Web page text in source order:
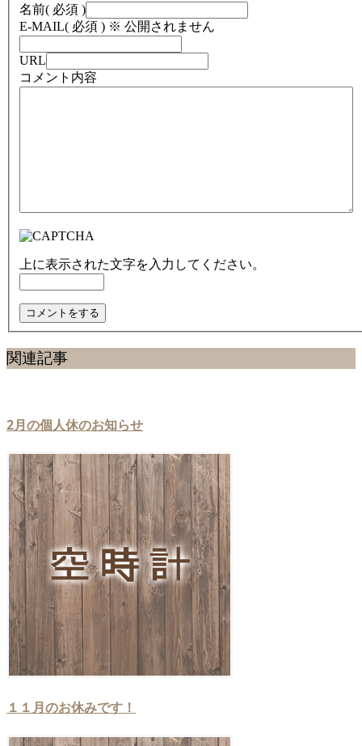
名前( 必須 )
E-MAIL( 必須 ) ※ 公開されません
URL
コメント内容
上に表示された文字を入力してください。
関連記事
2月の個人休のお知らせ
１１月のお休みです！